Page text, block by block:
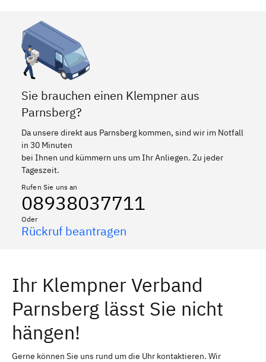
Sie brauchen einen Klempner aus
Parnsberg?
Da unsere direkt aus Parnsberg kommen, sind wir im Notfall
in 30 Minuten
bei Ihnen und kümmern uns um Ihr Anliegen. Zu jeder
Tageszeit.
Rufen Sie uns an
08938037711
Oder
Rückruf beantragen
Ihr Klempner Verband
Parnsberg lässt Sie nicht
hängen!
Gerne können Sie uns rund um die Uhr kontaktieren. Wir